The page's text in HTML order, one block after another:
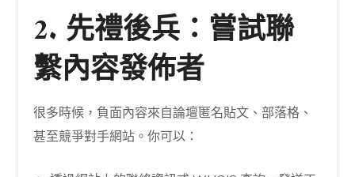
2. 先禮後兵：嘗試聯
繫內容發佈者
很多時候，負面內容來自論壇匿名貼文、部落格、
甚至競爭對手網站。你可以：